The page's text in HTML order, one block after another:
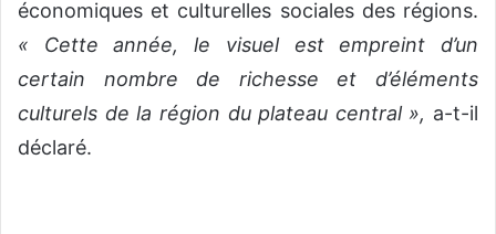
économiques et culturelles sociales des régions.
« Cette année, le visuel est empreint d’un
certain nombre de richesse et d’éléments
culturels de la région du plateau central », a-t-il
déclaré.